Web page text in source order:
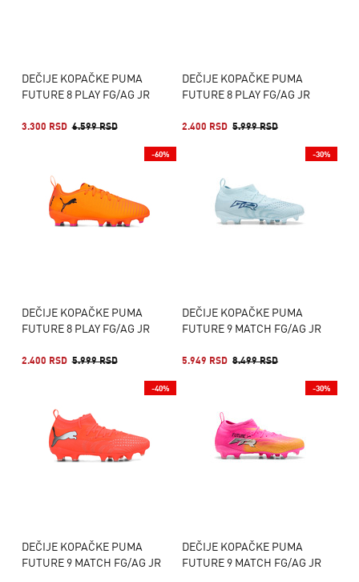
DEČIJE KOPAČKE PUMA
FUTURE 8 PLAY FG/AG JR
3.300 RSD 6.599 RSD
DEČIJE KOPAČKE PUMA
FUTURE 8 PLAY FG/AG JR
2.400 RSD 5.999 RSD
DEČIJE KOPAČKE PUMA
FUTURE 8 PLAY FG/AG JR
2.400 RSD 5.999 RSD
-60%
DEČIJE KOPAČKE PUMA
FUTURE 9 MATCH FG/AG JR
5.949 RSD 8.499 RSD
-30%
DEČIJE KOPAČKE PUMA
FUTURE 9 MATCH FG/AG JR
-40%
DEČIJE KOPAČKE PUMA
FUTURE 9 MATCH FG/AG JR
-30%